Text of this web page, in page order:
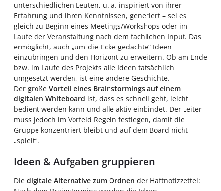
unterschiedlichen Leuten, u. a. inspiriert von ihrer
Erfahrung und ihren Kenntnissen, generiert – sei es
gleich zu Beginn eines Meetings/Workshops oder im
Laufe der Veranstaltung nach dem fachlichen Input. Das
ermöglicht, auch „um-die-Ecke-gedachte“ Ideen
einzubringen und den Horizont zu erweitern. Ob am Ende
bzw. im Laufe des Projekts alle Ideen tatsächlich
umgesetzt werden, ist eine andere Geschichte.
Der große Vorteil eines Brainstormings auf einem
digitalen Whiteboard ist, dass es schnell geht, leicht
bedient werden kann und alle aktiv einbindet. Der Leiter
muss jedoch im Vorfeld Regeln festlegen, damit die
Gruppe konzentriert bleibt und auf dem Board nicht
„spielt“.
Ideen & Aufgaben gruppieren
Die digitale Alternative zum Ordnen der Haftnotizzettel: